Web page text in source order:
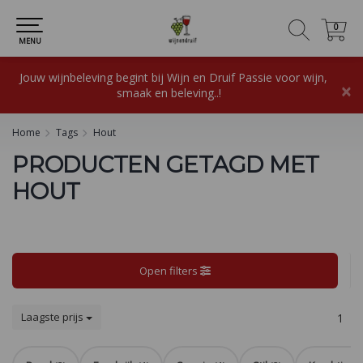
0
0
MENU
Jouw wijnbeleving begint bij Wijn en Druif Passie voor wijn,
smaak en beleving..!
×
Home Tags Hout
PRODUCTEN GETAGD MET
HOUT
Open filters
Laagste prijs 1